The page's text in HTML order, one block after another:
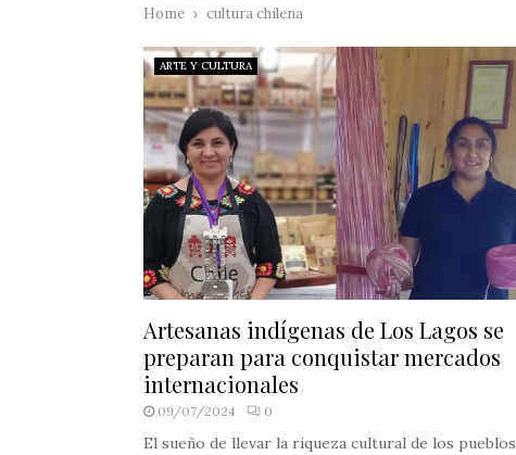
Home cultura chilena
ARTE Y CULTURA
Artesanas indígenas de Los Lagos se
preparan para conquistar mercados
internacionales
09/07/2024 0
El sueño de llevar la riqueza cultural de los pueblos